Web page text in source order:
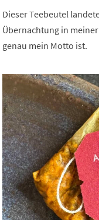
Dieser Teebeutel
Übernachtung in
genau mein Motto ist.